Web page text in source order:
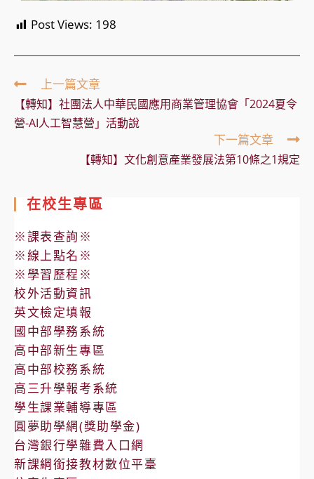
Post Views: 198
Read
more
articles
上一篇文章
【轉知】社團法人中華民國應用商業管理協會「2024夏令
營-AI人工智慧營」活動說
下一篇文章
【轉知】文化創意產業發展法第10條之1規定
在校生專區
※課表查詢※
※線上點名※
※學習歷程※
校外活動資訊
英文檢定填報
國中部學務系統
高中部新生專區
高中部校務系統
高三升學報考系統
學生課業輔導專區
圓夢助學網(獎助學金)
台灣銀行學雜費入口網
新課綱銜接教材數位平臺